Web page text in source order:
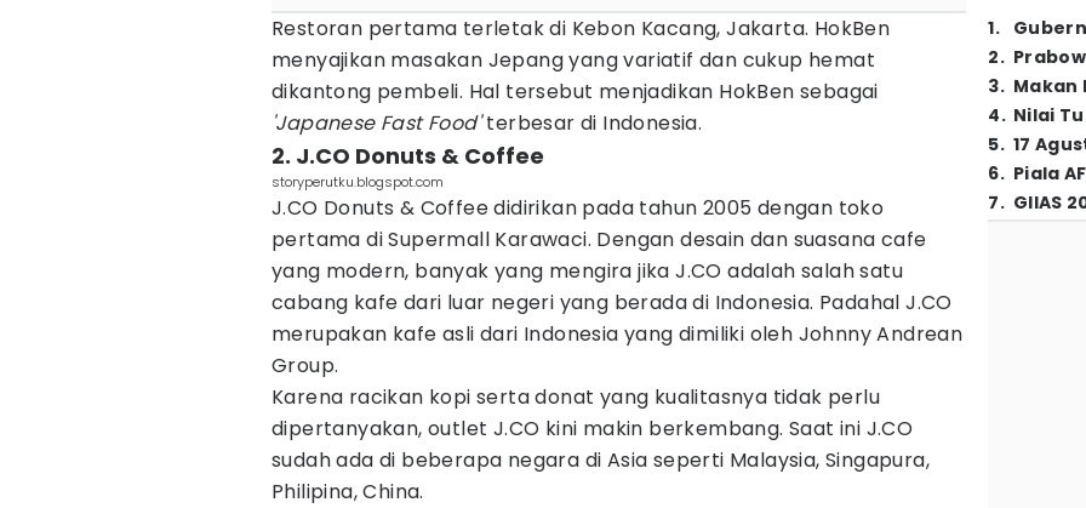
Restoran pertama terletak di Kebon Kacang, Jakarta. HokBen
menyajikan masakan Jepang yang variatif dan cukup hemat
dikantong pembeli. Hal tersebut menjadikan HokBen sebagai
'Japanese Fast Food'terbesar di Indonesia.
2. J.CO Donuts & Coffee
storyperutku.blogspot.com
J.CO Donuts & Coffee didirikan pada tahun 2005 dengan toko
pertama di Supermall Karawaci. Dengan desain dan suasana cafe
yang modern, banyak yang mengira jika J.CO adalah salah satu
cabang kafe dari luar negeri yang berada di Indonesia. Padahal J.CO
merupakan kafe asli dari Indonesia yang dimiliki oleh Johnny Andrean
Group.
Karena racikan kopi serta donat yang kualitasnya tidak perlu
dipertanyakan, outlet J.CO kini makin berkembang. Saat ini J.CO
sudah ada di beberapa negara di Asia seperti Malaysia, Singapura,
Philipina, China.
1.
2.
3. Makan
4. Nilai
5. 17
6. Piala
7. GIIAS